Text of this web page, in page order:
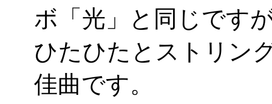
ボ「光」と同じです
ひたひたとストリン
佳曲です。